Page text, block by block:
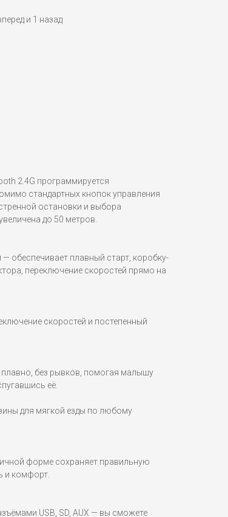
и 1 назад
2.4G программируется
стандартных кнопок управления
остановки и выбора
до 50 метров.
обеспечивает плавный старт, коробку-
переключение скоростей прямо на
скоростей и постепенный
без рывков, помогая малышу
её.
для мягкой езды по любому
форме сохраняет правильную
и комфорт.
USB, SD, AUX — вы сможете